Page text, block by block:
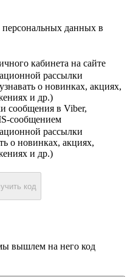
персональных данных в
кабинета на сайте
рассылки
о новинках, акциях,
и др.)
сообщения в Viber,
сообщением
рассылки
о новинках, акциях,
и др.)
код
вышлем на него код